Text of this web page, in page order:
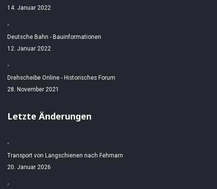
14. Januar 2022
Deutsche Bahn - Bauinformationen
12. Januar 2022
Drehscheibe Online - Historisches Forum
28. November 2021
Letzte Änderungen
Transport von Langschienen nach Fehmarn
20. Januar 2026